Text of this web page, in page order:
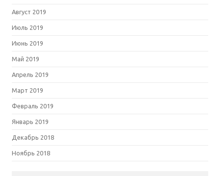
Август 2019
Июль 2019
Июнь 2019
Май 2019
Апрель 2019
Март 2019
Февраль 2019
Январь 2019
Декабрь 2018
Ноябрь 2018